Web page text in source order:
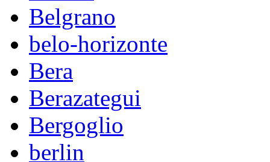
Belgrano
belo-horizonte
Bera
Berazategui
Bergoglio
berlin